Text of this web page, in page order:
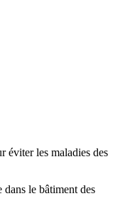
éviter les maladies des
dans le bâtiment des